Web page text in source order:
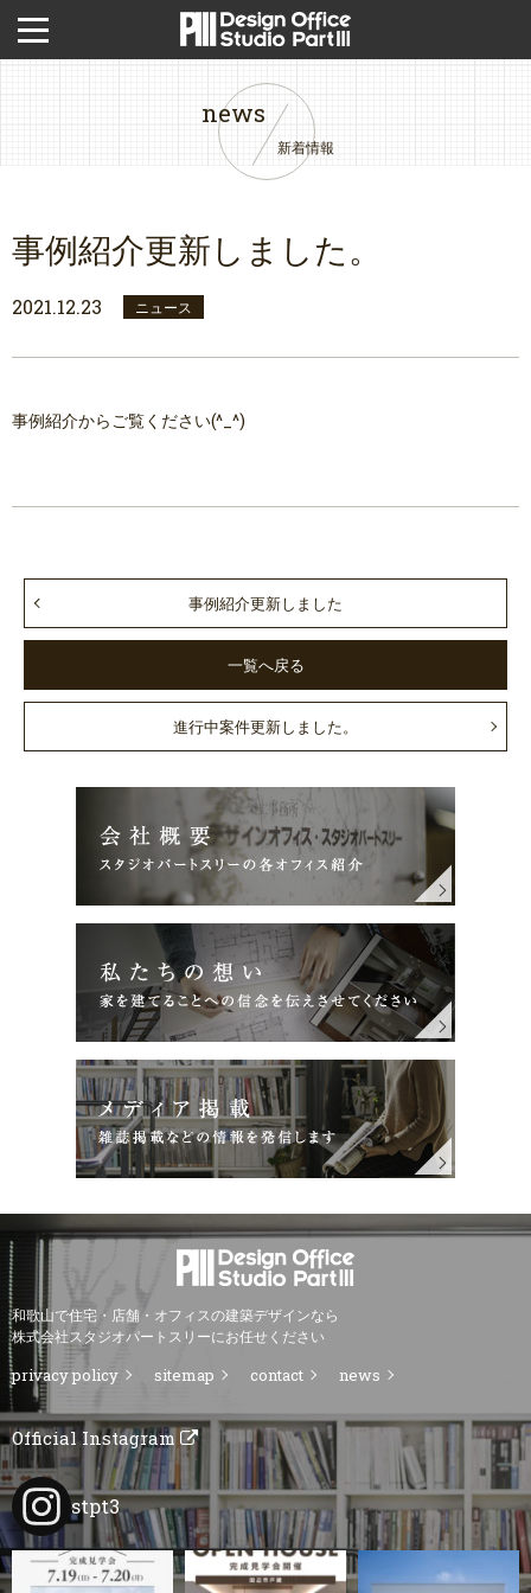
新着情報
news
事例紹介更新しました。
2021.12.23 ニュース
事例紹介からご覧ください(^_^)
事例紹介更新しました
一覧へ戻る
進行中案件更新しました。
和歌山で住宅・店舗・オフィスの建築デザインなら
株式会社スタジオパートスリーにお任せください
privacy policy sitemap contact news
Official Instagram
stpt3